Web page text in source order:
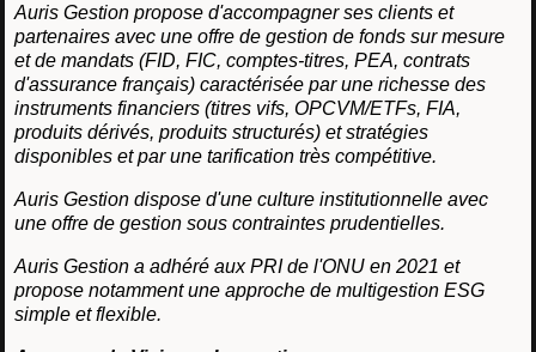
Auris Gestion propose d'accompagner ses clients et
partenaires avec une offre de gestion de fonds sur mesure
et de mandats (FID, FIC, comptes-titres, PEA, contrats
d'assurance français) caractérisée par une richesse des
instruments financiers (titres vifs, OPCVM/ETFs, FIA,
produits dérivés, produits structurés) et stratégies
disponibles et par une tarification très compétitive.
Auris Gestion dispose d'une culture institutionnelle avec
une offre de gestion sous contraintes prudentielles.
Auris Gestion a adhéré aux PRI de l'ONU en 2021 et
propose notamment une approche de multigestion ESG
simple et flexible.